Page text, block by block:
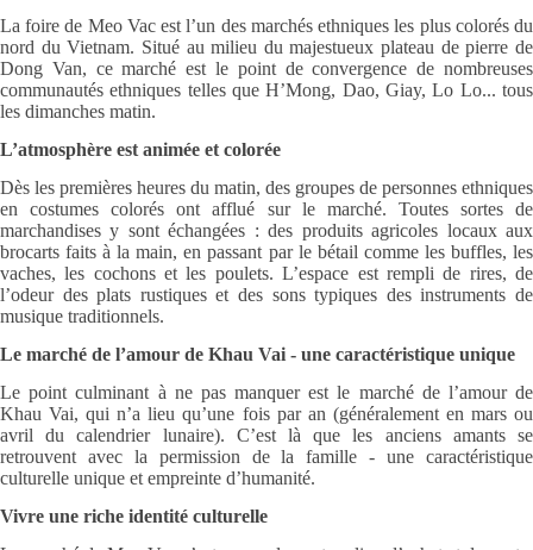
La foire de Meo Vac est l’un des marchés ethniques les plus colorés du
nord du Vietnam. Situé au milieu du majestueux plateau de pierre de
Dong Van, ce marché est le point de convergence de nombreuses
communautés ethniques telles que H’Mong, Dao, Giay, Lo Lo... tous
les dimanches matin.
L’atmosphère est animée et colorée
Dès les premières heures du matin, des groupes de personnes ethniques
en costumes colorés ont afflué sur le marché. Toutes sortes de
marchandises y sont échangées : des produits agricoles locaux aux
brocarts faits à la main, en passant par le bétail comme les buffles, les
vaches, les cochons et les poulets. L’espace est rempli de rires, de
l’odeur des plats rustiques et des sons typiques des instruments de
musique traditionnels.
Le marché de l’amour de Khau Vai - une caractéristique unique
Le point culminant à ne pas manquer est le marché de l’amour de
Khau Vai, qui n’a lieu qu’une fois par an (généralement en mars ou
avril du calendrier lunaire). C’est là que les anciens amants se
retrouvent avec la permission de la famille - une caractéristique
culturelle unique et empreinte d’humanité.
Vivre une riche identité culturelle